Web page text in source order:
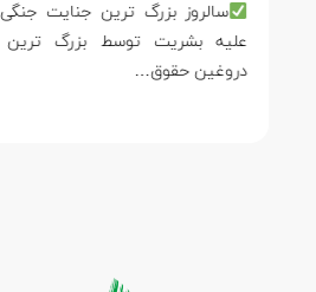
سالروز بزرگ ترین جنایت جنگی جهان
علیه بشریت توسط بزرگ ترین مدعی
دروغین حقوق…